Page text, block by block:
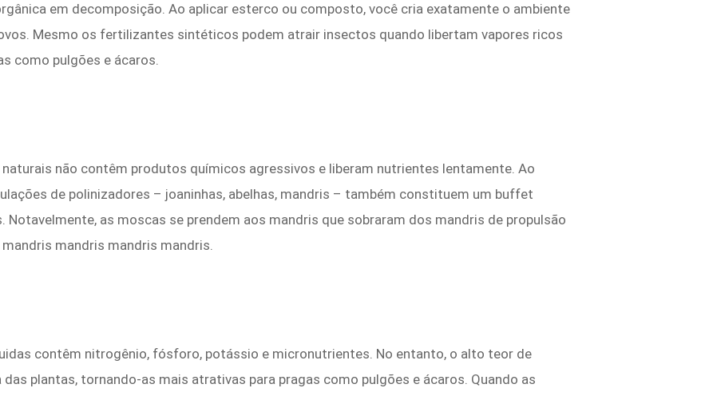
em decomposição. Ao aplicar esterco ou composto, você cria exatamente o ambiente
Mesmo os fertilizantes sintéticos podem atrair insectos quando libertam vapores ricos
como pulgões e ácaros.
não contêm produtos químicos agressivos e liberam nutrientes lentamente. Ao
de polinizadores – joaninhas, abelhas, mandris – também constituem um buffet
as moscas se prendem aos mandris que sobraram dos mandris de propulsão
mandris mandris mandris.
contêm nitrogênio, fósforo, potássio e micronutrientes. No entanto, o alto teor de
plantas, tornando-as mais atrativas para pragas como pulgões e ácaros. Quando as